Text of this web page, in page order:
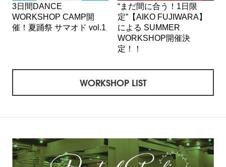
3日間DANCE
WORKSHOP CAMP開
催！夏踊祭 サマオド vol.1
“まだ間に合う！1日限
定”【AIKO FUJIWARA】
による SUMMER
WORKSHOP開催決
定！！
WORKSHOP LIST